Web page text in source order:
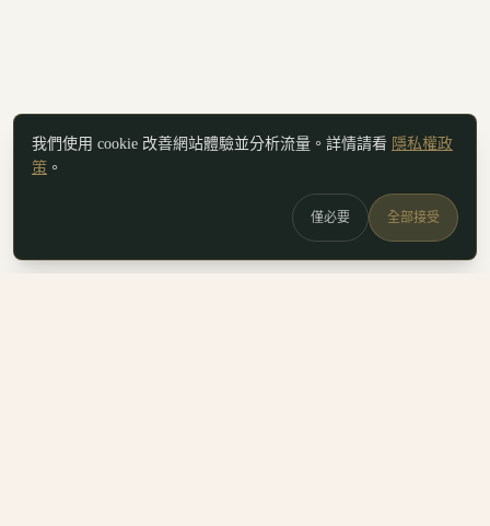
我們使用 cookie 改善網站體驗並分析流量。詳情請看 隱私權政
策 。
僅必要 全部接受